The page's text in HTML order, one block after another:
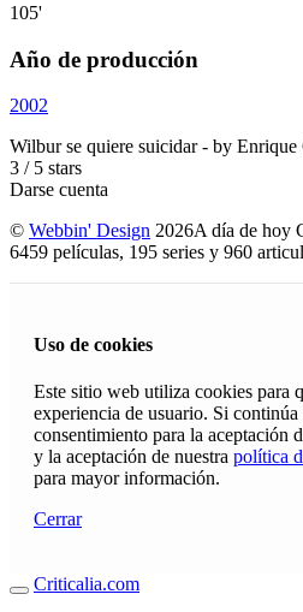
105'
Año de producción
2002
Wilbur se quiere suicidar- by Enrique
3 / 5 stars
Darse cuenta
© Webbin' Design 2026A día de hoy
6459 películas, 195 series y 960
Uso de cookies
Este sitio web utiliza cookies para
experiencia de usuario. Si continúa
consentimiento para la aceptación
y la aceptación de nuestra política
para mayor información.
Cerrar
Criticalia.com